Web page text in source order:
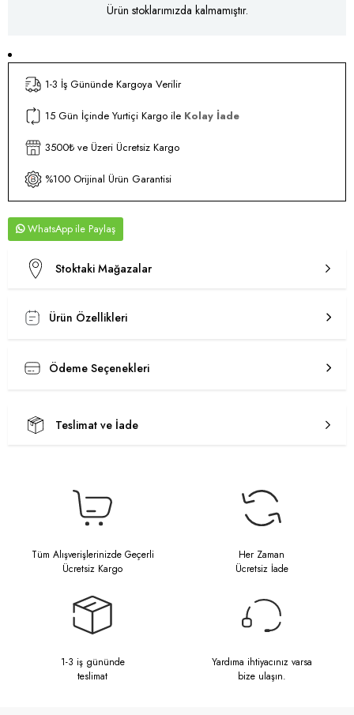
Ürün stoklarımızda kalmamıştır.
1-3 İş Gününde Kargoya Verilir
15 Gün İçinde Yurtiçi Kargo ile Kolay İade
3500₺ ve Üzeri Ücretsiz Kargo
%100 Orijinal Ürün Garantisi
WhatsApp
Stoktaki Mağazalar
Ürün Özellikleri
Ödeme Seçenekleri
Teslimat ve İade
Tüm Alışverişlerinizde Geçerli
Ücretsiz Kargo
Her Zaman
Ücretsiz İade
1-3 iş gününde
teslimat
Yardıma ihtiyacınız varsa
bize ulaşın.